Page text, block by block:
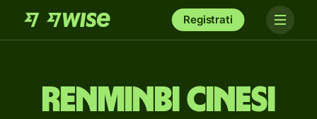
Registrati
renminbi cinesi